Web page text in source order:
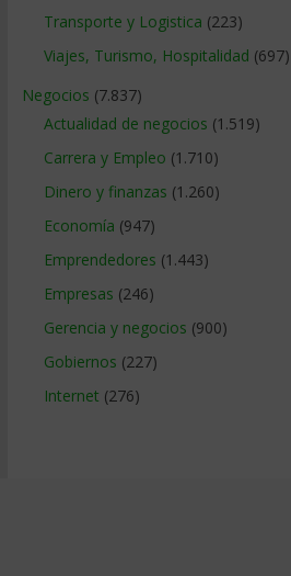
Transporte y Logistica (223)
Viajes, Turismo, Hospitalidad (697)
Negocios (7.837)
Actualidad de negocios (1.519)
Carrera y Empleo (1.710)
Dinero y finanzas (1.260)
Economía (947)
Emprendedores (1.443)
Empresas (246)
Gerencia y negocios (900)
Gobiernos (227)
Internet (276)